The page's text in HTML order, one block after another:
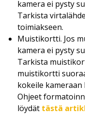
kamera ei pysty
Tarkista
toimiakseen.
Muistikortti. Jos
kamera ei pysty
Tarkista
muistikortti
kokeile
Ohjeet
löydät tästä